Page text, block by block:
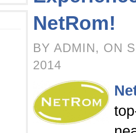
NetRom!
BY ADMIN, ON
2014